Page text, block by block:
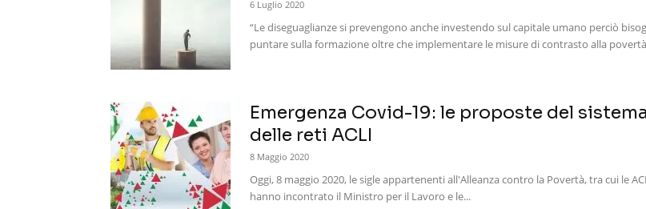
6 Luglio 2020
“Le diseguaglianze si prevengono anche investendo sul capitale umano perciò
puntare sulla formazione oltre che implementare le misure di contrasto alla
Emergenza Covid-19: le proposte del
delle reti ACLI
8 Maggio 2020
Oggi, 8 maggio 2020, le sigle appartenenti all'Alleanza contro la Povertà, tra cui le
hanno incontrato il Ministro per il Lavoro e le...